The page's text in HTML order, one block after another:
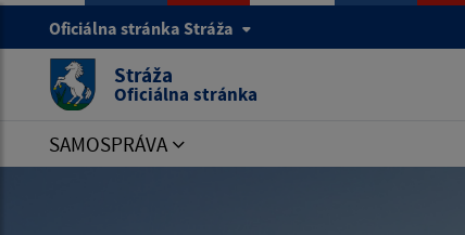
Oficiálna stránka Stráža
Stráža
Oficiálna stránka
SAMOSPRÁVA